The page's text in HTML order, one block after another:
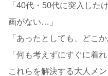
「40代・50代に突入した
画がない…」
「あったとしても、どこ
「何も考えずにすぐに着
これらを解決する大人メ